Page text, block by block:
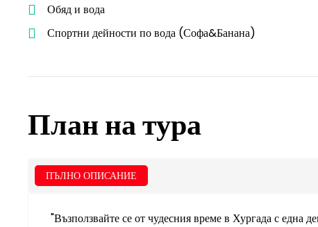
Обяд и вода
Спортни дейности по вода (Софа&Банана)
План на тура
ПЪЛНО ОПИСАНИЕ
"Възползвайте се от чудесния време в Хургада с една